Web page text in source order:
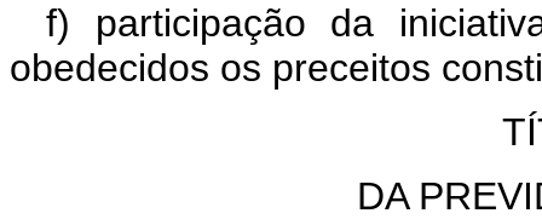
f) participação da
obedecidos os preceitos
DA